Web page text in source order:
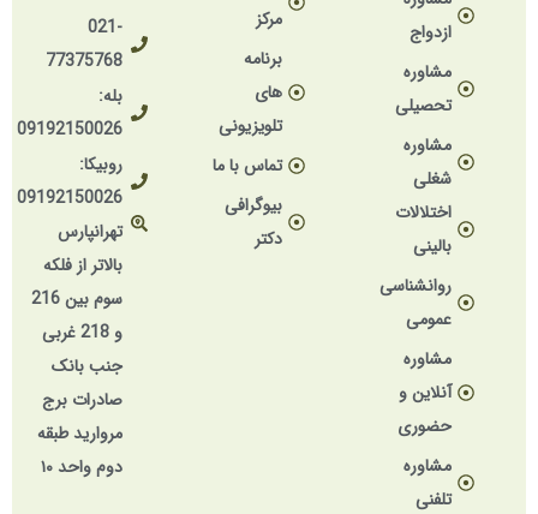
ازدواج
مشاوره
تحصیلی
مشاوره
شغلی
اختلالات
بالینی
روانشناسی
عمومی
مشاوره
آنلاین و
حضوری
مشاوره
تلفنی
مرکز
برنامه
های
تلویزیونی
تماس با ما
بیوگرافی
دکتر
021-
77375768
09192150026
روبیکا:
09192150026
تهرانپارس
بالاتر از فلکه
سوم بین 216
و 218 غربی
جنب بانک
صادرات برج
مروارید طبقه
دوم واحد ۱۰